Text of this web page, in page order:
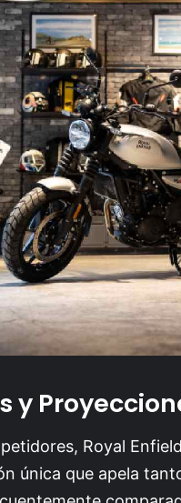
y
Royal
única que apela